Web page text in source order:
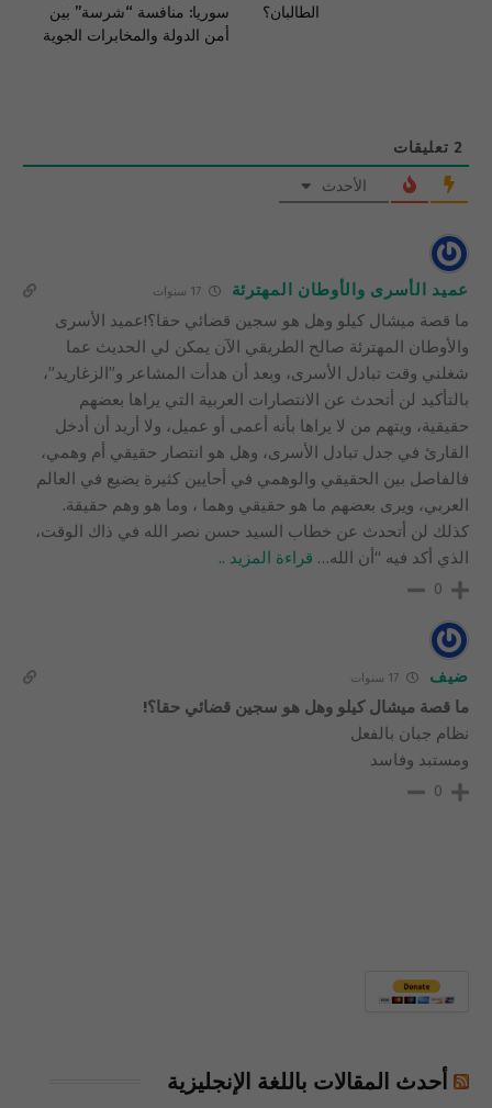
الطالبان؟
سوريا: منافسة “شرسة” بين
أمن الدولة والمخابرات الجوية
2 تعليقات
الأحدث
عميد الأسرى والأوطان المهترئة 17 سنوات
ما قصة ميشال كيلو وهل هو سجين قضائي حقا؟!عميد الأسرى
والأوطان المهترئة صالح الطريقي الآن يمكن لي الحديث عما
شغلني وقت تبادل الأسرى، وبعد أن هدأت المشاعر و”الزغاريد”،
بالتأكيد لن أتحدث عن الانتصارات العربية التي يراها بعضهم
حقيقية، ويتهم من لا يراها بأنه أعمى أو عميل، ولا أريد أن أدخل
القارئ في جدل تبادل الأسرى، وهل هو انتصار حقيقي أم وهمي،
فالفاصل بين الحقيقي والوهمي في أحايين كثيرة يضيع في العالم
العربي، ويرى بعضهم ما هو حقيقي وهما ، وما هو وهم حقيقة.
كذلك لن أتحدث عن خطاب السيد حسن نصر الله في ذاك الوقت،
الذي أكد فيه “أن الله… قراءة المزيد ..
0
ضيف 17 سنوات
ما قصة ميشال كيلو وهل هو سجين قضائي حقا؟!
نظام جبان بالفعل
ومستبد وفاسد
0
أحدث المقالات باللغة الإنجليزية